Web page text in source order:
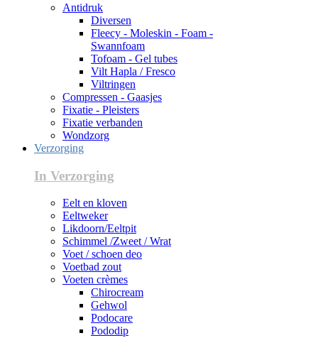
Antidruk
Diversen
Fleecy - Moleskin - Foam -
Swannfoam
Tofoam - Gel tubes
Vilt Hapla / Fresco
Viltringen
Compressen - Gaasjes
Fixatie - Pleisters
Fixatie verbanden
Wondzorg
Verzorging
In Verzorging
Eelt en kloven
Eeltweker
Likdoorn/Eeltpit
Schimmel /Zweet / Wrat
Voet / schoen deo
Voetbad zout
Voeten crèmes
Chirocream
Gehwol
Podocare
Pododip